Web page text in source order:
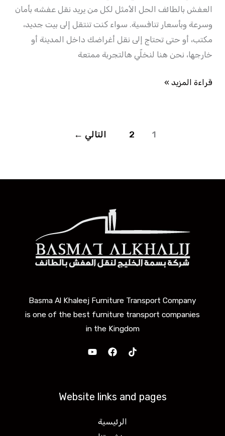
العفش بالطائف الحل الأمثل لكل من يريد نقل عفشه بأمان
وسرعة وبأسعار تنافسية. سواء كنت تنتقل إلى بيت جديد،
مكتب، أو حتى تحتاج إلى نقل أغراضك داخل المدينة أو
خارجها، نحن هنا لنخلّي هالتجربة ممتعة
قراءة المزيد »
1
2 التالي ←
Basma Al Khaleej Furniture Transport Company
is one of the best furniture transport companies
in the Kingdom
Website links and pages
الرئيسية